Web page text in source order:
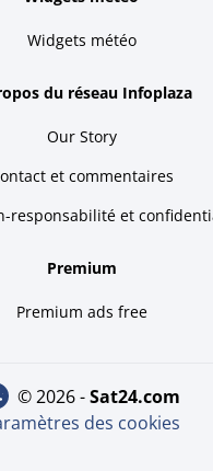
Widgets météo
du réseau Infoplaza
Our Story
et commentaires
responsabilité et
Premium
Premium ads free
© 2026 - sat24.com
des cookies